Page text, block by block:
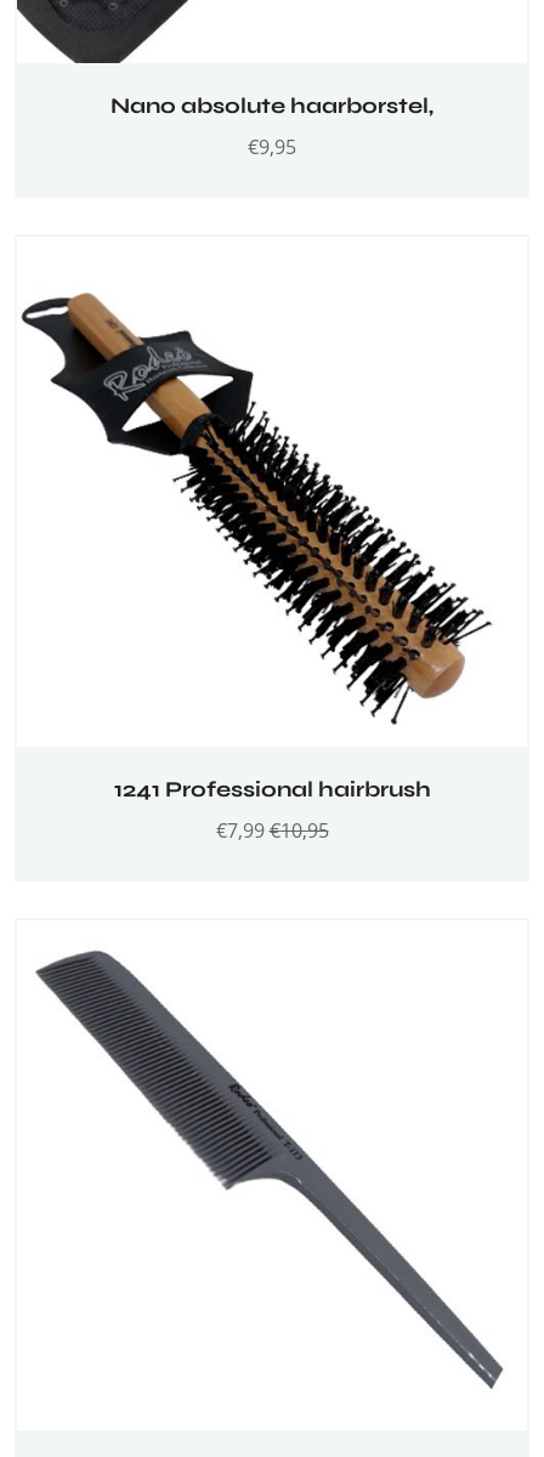
Nano absolute haarborstel,
€9,95
1241 Professional hairbrush
€7,99€10,95